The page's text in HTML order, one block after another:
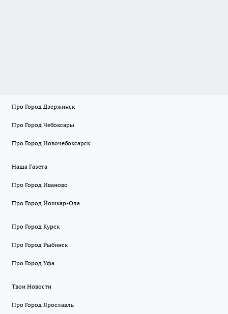
Про Город Дзержинск
Про Город Чебоксары
Про Город Новочебоксарск
Наша Газета
Про Город Иваново
Про Город Йошкар-Ола
Про Город Курск
Про Город Рыбинск
Про Город Уфа
Твои Новости
Про Город Ярославль